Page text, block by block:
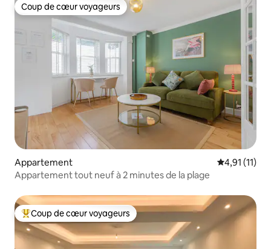
Coup de cœur voyageurs
Coup de cœur voyageurs
Appartement Évaluation
4,91 (11)
Appartement tout neuf à 2 minutes de la plage
Coups de cœur voyageurs les plus appréciés
Coup de cœur voyageurs